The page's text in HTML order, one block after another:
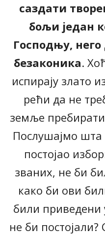
саздати
бољи један
Господњу,
безаконика.
испирају злато
рећи да не
земље
Послушајмо шта
постојао
званих, не би
како би ови
били приведени
не би